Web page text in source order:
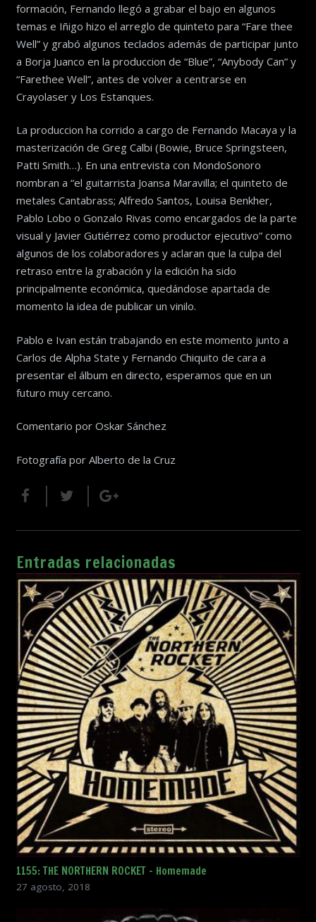
formación, Fernando llegó a grabar el bajo en algunos
temas e Iñigo hizo el arreglo de quinteto para “Fare thee
Well” y grabó algunos teclados además de participar junto
a Borja Juanco en la produccion de “Blue”, “Anybody Can” y
“Farethee Well”, antes de volver a centrarse en
Crayolaser y Los Estanques.
La produccion ha corrido a cargo de Fernando Macaya y la
masterización de Greg Calbi (Bowie, Bruce Springsteen,
Patti Smith…). En una entrevista con MondoSonoro
nombran a “el guitarrista Joansa Maravilla; el quinteto de
metales Cantabrass; Alfredo Santos, Louisa Benkher,
Pablo Lobo o Gonzalo Rivas como encargados de la parte
visual y Javier Gutiérrez como productor ejecutivo” como
algunos de los colaboradores y aclaran que la culpa del
retraso entre la grabación y la edición ha sido
principalmente económica, quedándose apartada de
momento la idea de publicar un vinilo.
Pablo e Ivan están trabajando en este momento junto a
Carlos de Alpha State y Fernando Chiquito de cara a
presentar el álbum en directo, esperamos que en un
futuro muy cercano.
Comentario por Oskar Sánchez
Fotografía por Alberto de la Cruz
Entradas relacionadas
1155: THE NORTHERN ROCKET – Homemade
27 agosto, 2018